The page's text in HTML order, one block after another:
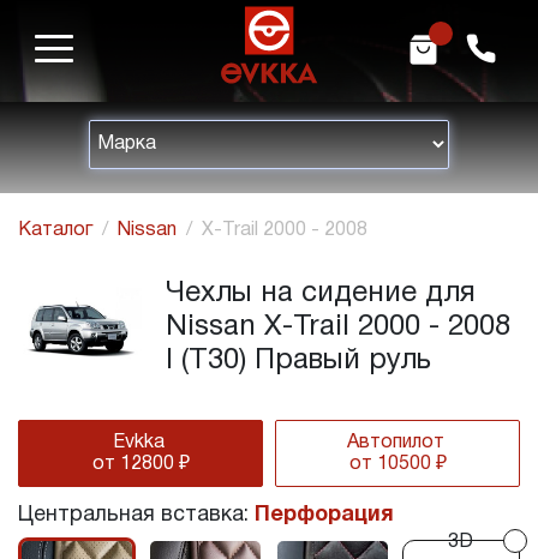
h m
Каталог Nissan X-Trail 2000 - 2008
Чехлы на сидение для
Nissan X-Trail 2000 - 2008
I (T30) Правый руль
Evkka
от 12800 ₽
Автопилот
от 10500 ₽
Центральная вставка: Перфорация
3D